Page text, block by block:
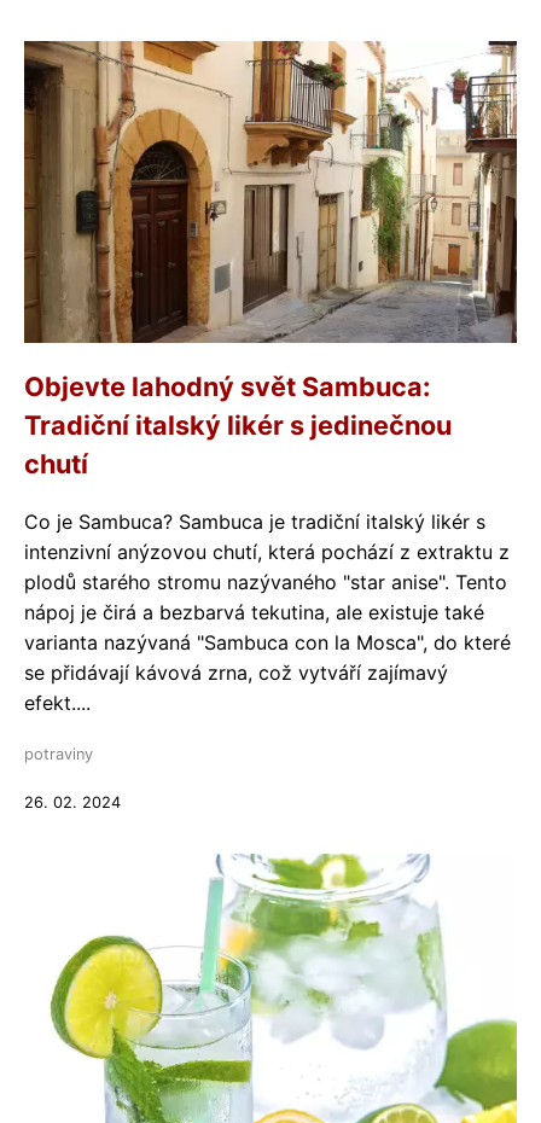
Objevte lahodný svět Sambuca:
Tradiční italský likér s jedinečnou
chutí
Co je Sambuca? Sambuca je tradiční italský likér s
intenzivní anýzovou chutí, která pochází z extraktu z
plodů starého stromu nazývaného "star anise". Tento
nápoj je čirá a bezbarvá tekutina, ale existuje také
varianta nazývaná "Sambuca con la Mosca", do které
se přidávají kávová zrna, což vytváří zajímavý
efekt....
potraviny
26. 02. 2024